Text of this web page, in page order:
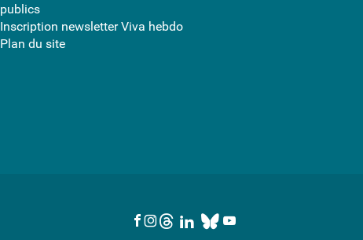
publics
Inscription newsletter Viva hebdo
Plan du site